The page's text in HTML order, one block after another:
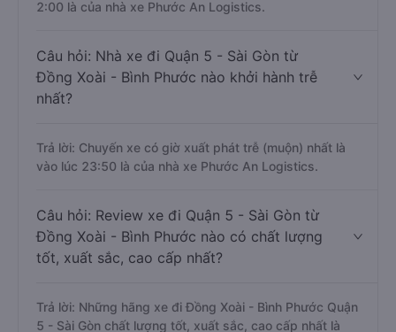
2:00 là của nhà xe Phước An Logistics.
Câu hỏi: Nhà xe đi Quận 5 - Sài Gòn từ
Đồng Xoài - Bình Phước nào khởi hành trễ
nhất?
Trả lời: Chuyến xe có giờ xuất phát trễ (muộn) nhất là
vào lúc 23:50 là của nhà xe Phước An Logistics.
Câu hỏi: Review xe đi Quận 5 - Sài Gòn từ
Đồng Xoài - Bình Phước nào có chất lượng
tốt, xuất sắc, cao cấp nhất?
Trả lời: Những hãng xe đi Đồng Xoài - Bình Phước Quận
5 - Sài Gòn chất lượng tốt, xuất sắc, cao cấp nhất là